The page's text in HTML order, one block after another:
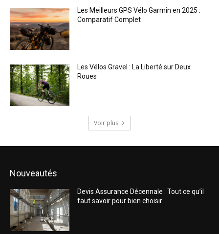
Les Meilleurs GPS Vélo Garmin en 2025 :
Comparatif Complet
Les Vélos Gravel : La Liberté sur Deux
Roues
Voir plus
Nouveautés
Devis Assurance Décennale : Tout ce qu’il
faut savoir pour bien choisir